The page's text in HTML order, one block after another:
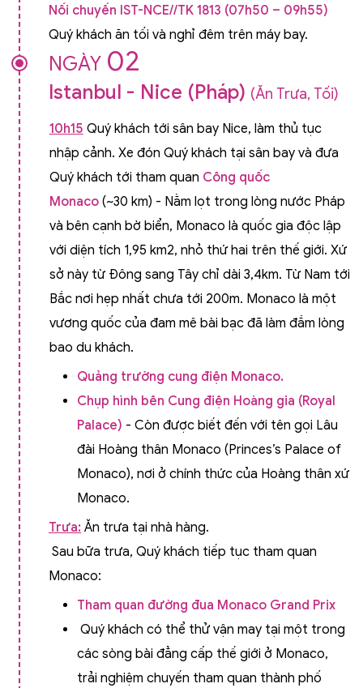
Nối chuyến IST-NCE//TK 1813 (07h50 – 09h55)
Quý khách ăn tối và nghỉ đêm trên máy bay.
NGÀY 02
Istanbul - Nice (Pháp) (Ăn Trưa, Tối)
10h15 Quý khách tới sân bay Nice, làm thủ tục
nhập cảnh. Xe đón Quý khách tại sân bay và đưa
Quý khách tới tham quan Công quốc
Monaco(~30 km) - Nằm lọt trong lòng nước Pháp
và bên cạnh bờ biển, Monaco là quốc gia độc lập
với diện tích 1,95 km2, nhỏ thứ hai trên thế giới. Xứ
sở này từ Đông sang Tây chỉ dài 3,4km. Từ Nam tới
Bắc nơi hẹp nhất chưa tới 200m. Monaco là một
vương quốc của đam mê bài bạc đã làm đắm lòng
bao du khách.
Quảng trường cung điện Monaco.
Chụp hình bên Cung điện Hoàng gia (Royal
Palace) - Còn được biết đến với tên gọi Lâu
đài Hoàng thân Monaco (Princes’s Palace of
Monaco), nơi ở chính thức của Hoàng thân xứ
Monaco.
Trưa: Ăn trưa tại nhà hàng.
Sau bữa trưa, Quý khách tiếp tục tham quan
Monaco:
Tham quan đường đua Monaco Grand Prix
Quý khách có thể thử vận may tại một trong
các sòng bài đẳng cấp thế giới ở Monaco,
trải nghiệm chuyến tham quan thành phố